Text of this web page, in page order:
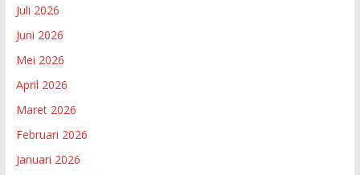
Juli 2026
Juni 2026
Mei 2026
April 2026
Maret 2026
Februari 2026
Januari 2026